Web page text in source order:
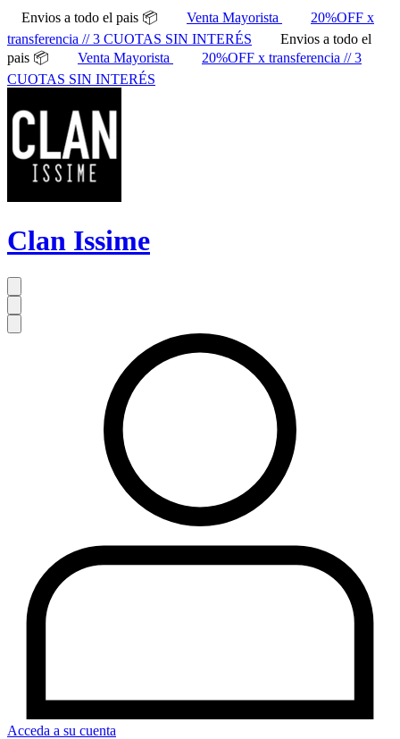
Envios a todo el pais 📦 Venta Mayorista
20%OFF x
transferencia // 3 CUOTAS SIN INTERÉS
Envios a todo el
pais 📦
Venta Mayorista
20%OFF x transferencia // 3
CUOTAS SIN INTERÉS
Clan Issime
Acceda a su cuenta